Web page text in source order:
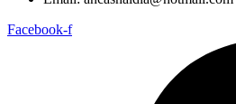
Facebook-f